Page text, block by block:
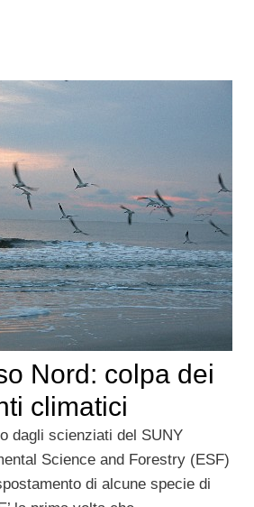
Nord: colpa dei
climatici
dagli scienziati del SUNY
Science and Forestry (ESF)
di alcune specie di